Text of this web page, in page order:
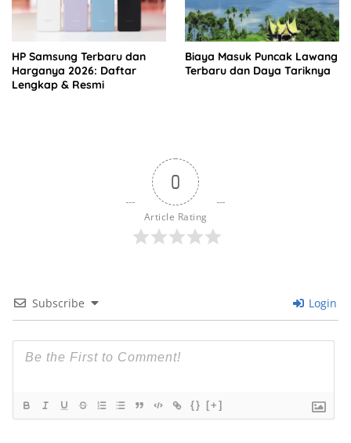
HP Samsung Terbaru dan
Harganya 2026: Daftar
Lengkap & Resmi
Biaya Masuk Puncak Lawang
Terbaru dan Daya Tariknya
0
Article Rating
Subscribe Login
{} [+]